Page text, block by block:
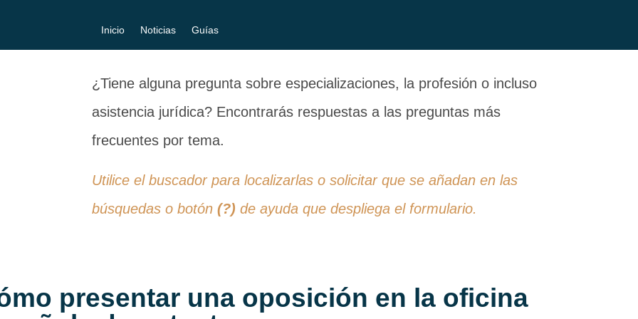
Inicio Noticias Guías
¿Tiene alguna pregunta sobre especializaciones, la profesión o incluso
asistencia jurídica? Encontrarás respuestas a las preguntas más
frecuentes por tema.
Utilice el buscador para localizarlas o solicitar que se añadan en las
búsquedas o botón(?) de ayuda que despliega el formulario.
presentar una oposición en la oficina